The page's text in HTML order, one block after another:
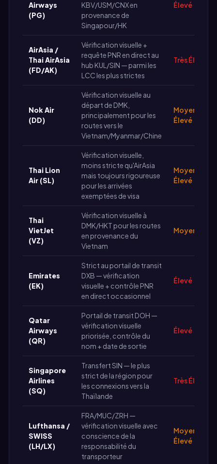
Airways
(PG)
KBV/USM/CNX en
provenance de
Singapour/HK
Élevé
AirAsia /
Thai AirAsia
(FD/AK)
Vérification visuelle +
requête PNR en direct au
hub KUL/SIN — parmi les
LCC les plus strictes
Très Élevé
Nok Air
(DD)
Vérification visuelle au
départ de DMK,
principalement pour les
routes vers le
Vietnam/Myanmar/Chine
Moyen-
Élevé
Thai Lion
Air (SL)
Vérification visuelle,
moins stricte qu'AirAsia
mais toujours rigoureuse
pour les arrivées
exemptées de visa
Moyen-
Élevé
Thai
VietJet
(VZ)
Vérification visuelle à
DMK/HKT pour les routes
en provenance du
Vietnam
Moyen
Emirates
(EK)
Strict au portail de transit
DXB — vérification
visuelle + contrôle PNR
en direct occasionnel
Élevé
Qatar
Airways
(QR)
Portail de transit DOH —
vérification visuelle
priorisée, contrôle du
nom + date de sortie
Élevé
Singapore
Airlines
(SQ)
Transfert SIN — le plus
strict de la région pour
les connexions vers la
Thaïlande
Très Élevé
Lufthansa /
SWISS
(LH/LX)
FRA/MUC/ZRH —
vérification visuelle avec
conscience de la
responsabilité du
transporteur
Moyen-
Élevé